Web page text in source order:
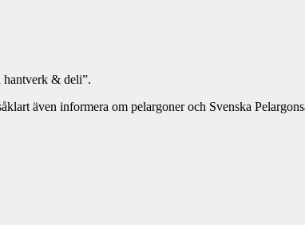
hantverk & deli”.
även informera om pelargoner och Svenska